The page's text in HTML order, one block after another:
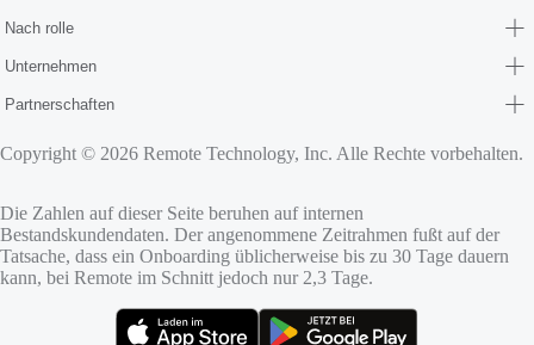
Nach rolle
Unternehmen
Partnerschaften
Copyright © 2026 Remote Technology, Inc. Alle Rechte vorbehalten.
Die Zahlen auf dieser Seite beruhen auf internen
Bestandskundendaten. Der angenommene Zeitrahmen fußt auf der
Tatsache, dass ein Onboarding üblicherweise bis zu 30 Tage dauern
kann, bei Remote im Schnitt jedoch nur 2,3 Tage.